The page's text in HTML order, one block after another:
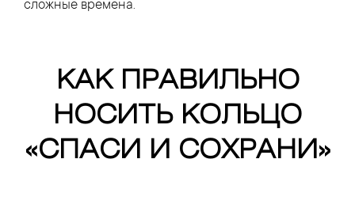
сложные времена.
КАК ПРАВИЛЬНО
НОСИТЬ КОЛЬЦО
«СПАСИ И СОХРАНИ»